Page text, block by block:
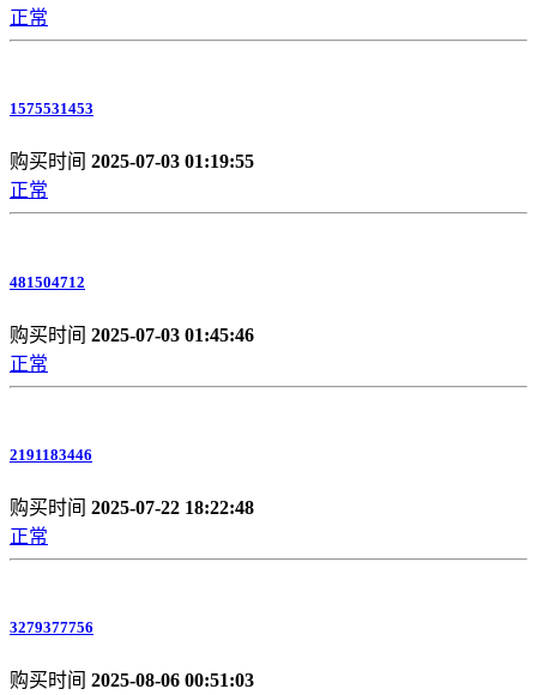
正常
1575531453
购买时间 2025-07-03 01:19:55
正常
481504712
购买时间 2025-07-03 01:45:46
正常
2191183446
购买时间 2025-07-22 18:22:48
正常
3279377756
购买时间 2025-08-06 00:51:03